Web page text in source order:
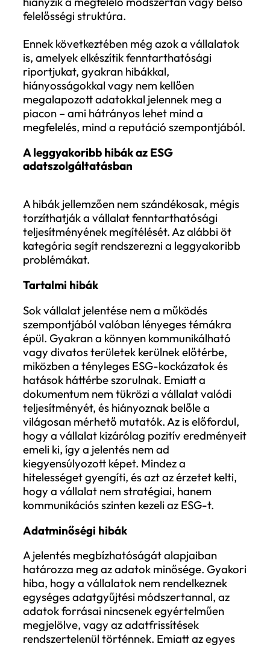
inkább kommunikációs eszközként
(bár kétségtelenül fontos szerepe van
is), ma már világos, hogy az ESG-
jelentéstétel mögött komoly szabályozói
piaci elvárások állnak. Egy 2025-ös hazai
felmérés szerint a vállalatok mindössze
mintegy negyede jutott el odáig, hogy az
ESG-kockázatok azonosításán túl
végezzen. Ez jól mutatja, hogy a legtöbb
számára az ESG-jelentéskészítés még
pontosan a követelményeket, és gyakran
hiányzik a megfelelő módszertan vagy
felelősségi struktúra.
is, amelyek elkészítik fenntarthatósági
riportjukat, gyakran hibákkal,
hiányosságokkal vagy nem kellően
megalapozott adatokkal jelennek meg a
piacon – ami hátrányos lehet mind a
megfelelés, mind a reputáció
A leggyakoribb hibák az ESG
adatszolgáltatásban
A hibák jellemzően nem szándékosak,
torzíthatják a vállalat fenntarthatósági
teljesítményének megítélését. Az alábbi
kategória segít rendszerezni a
problémákat.
Tartalmi hibák
Sok vállalat jelentése nem a működés
szempontjából valóban lényeges
épül. Gyakran a könnyen
vagy divatos területek kerülnek előtérbe,